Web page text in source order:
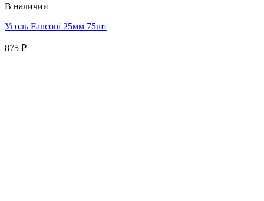
В наличии
Уголь Fanconi 25мм 75шт
875 ₽